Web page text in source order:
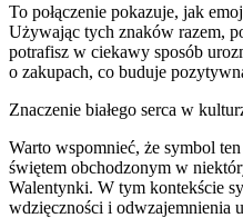
To połączenie pokazuje, jak
Używając tych znaków razem,
potrafisz w ciekawy sposób
o zakupach, co buduje
Znaczenie białego serca w
Warto wspomnieć, że symbol
świętem obchodzonym w
Walentynki. W tym kontekście
wdzięczności i odwzajemnienia